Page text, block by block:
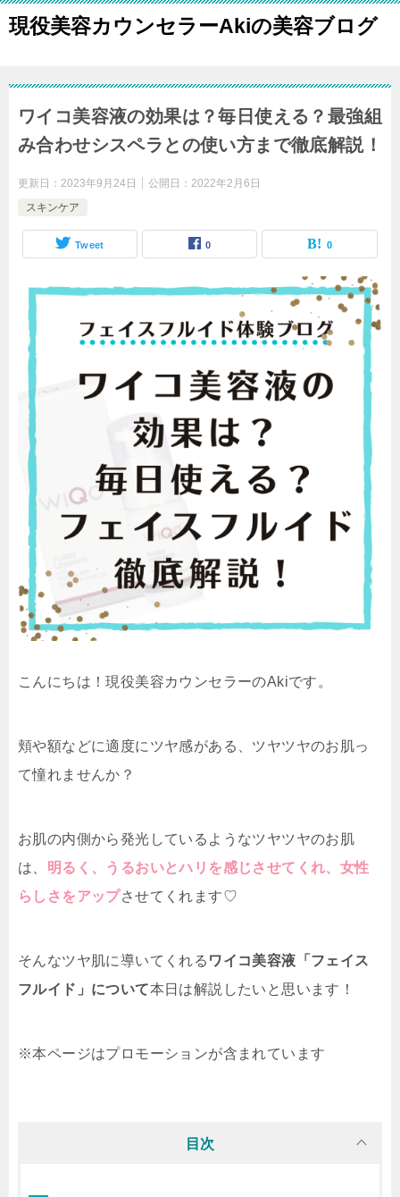
現役美容カウンセラーAkiの美容ブログ
ワイコ美容液の効果は？毎日使える？最強組
み合わせシスペラとの使い方まで徹底解説！
更新日： 2023年9月24日 公開日： 2022年2月6日
スキンケア
Tweet 0 0
こんにちは！現役美容カウンセラーのAkiです。
頬や額などに適度にツヤ感がある、ツヤツヤのお肌っ
て憧れませんか？
お肌の内側から発光しているようなツヤツヤのお肌
は、 明るく、うるおいとハリを感じさせてくれ、女性
らしさをアップさせてくれます♡
そんなツヤ肌に導いてくれる ワイコ美容液「フェイス
フルイド」について本日は解説したいと思います！
※本ページはプロモーションが含まれています
目次